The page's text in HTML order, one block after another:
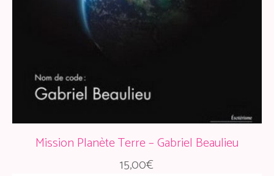
Mission Planète Terre – Gabriel Beaulieu
15,00€